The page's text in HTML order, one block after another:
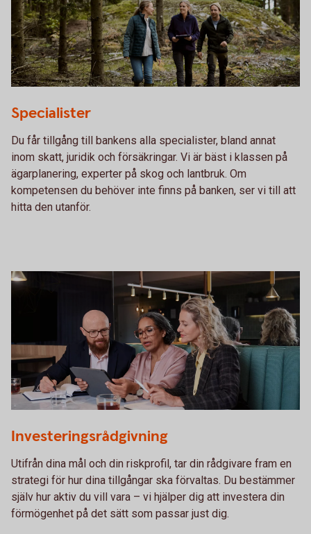
Specialister
Du får tillgång till bankens alla specialister, bland annat
inom skatt, juridik och försäkringar. Vi är bäst i klassen på
ägarplanering, experter på skog och lantbruk. Om
kompetensen du behöver inte finns på banken, ser vi till att
hitta den utanför.
Investeringsrådgivning
Utifrån dina mål och din riskprofil, tar din rådgivare fram en
strategi för hur dina tillgångar ska förvaltas. Du bestämmer
själv hur aktiv du vill vara – vi hjälper dig att investera din
förmögenhet på det sätt som passar just dig.